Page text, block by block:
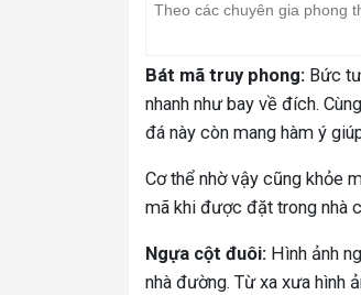
Theo các chuyên gia phong
Bát mã truy phong: Bức
nhanh như bay về đích.
đá này còn mang hàm ý
Cơ thể nhờ vậy cũng khỏe
mã khi được đặt trong nhà
Ngựa cột đuôi: Hình ảnh
nhà đường. Từ xa xưa hình